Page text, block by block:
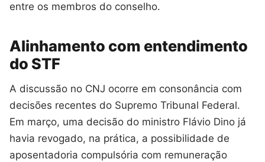
entre os membros do conselho.
Alinhamento com entendimento
do STF
A discussão no CNJ ocorre em consonância com
decisões recentes do Supremo Tribunal Federal.
Em março, uma decisão do ministro Flávio Dino já
havia revogado, na prática, a possibilidade de
aposentadoria compulsória com remuneração